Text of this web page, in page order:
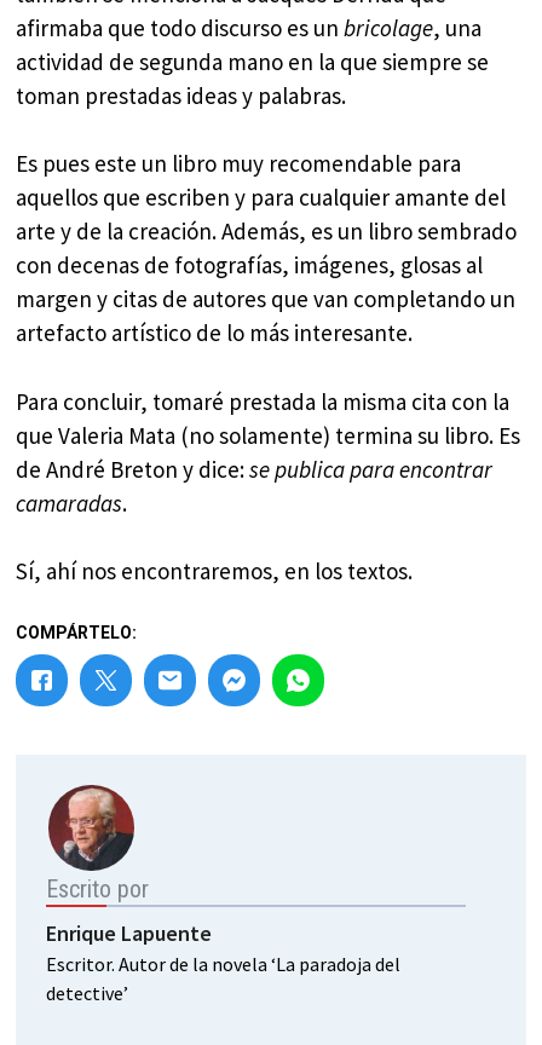
afirmaba que todo discurso es unbricolage, una
actividad de segunda mano en la que siempre se
toman prestadas ideas y palabras.
Es pues este un libro muy recomendable para
aquellos que escriben y para cualquier amante del
arte y de la creación. Además, es un libro sembrado
con decenas de fotografías, imágenes, glosas al
margen y citas de autores que van completando un
artefacto artístico de lo más interesante.
Para concluir, tomaré prestada la misma cita con la
que Valeria Mata (no solamente) termina su libro. Es
de André Breton y dice:se publica para encontrar
camaradas.
Sí, ahí nos encontraremos, en los textos.
COMPÁRTELO:
Escrito por
Enrique Lapuente
Escritor. Autor de la novela ‘La paradoja del
detective’